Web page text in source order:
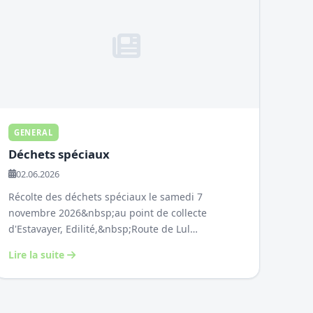
GENERAL
Déchets spéciaux
02.06.2026
Récolte des déchets spéciaux le samedi 7
novembre 2026&nbsp;au point de collecte
d'Estavayer, Edilité,&nbsp;Route de Lul…
Lire la suite